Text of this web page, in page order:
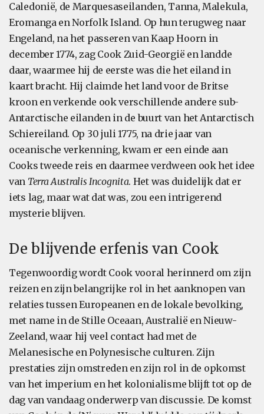
Caledonië, de Marquesaseilanden, Tanna, Malekula,
Eromanga en Norfolk Island. Op hun terugweg naar
Engeland, na het passeren van Kaap Hoorn in
december 1774, zag Cook Zuid-Georgië en landde
daar, waarmee hij de eerste was die het eiland in
kaart bracht. Hij claimde het land voor de Britse
kroon en verkende ook verschillende andere sub-
Antarctische eilanden in de buurt van het Antarctisch
Schiereiland. Op 30 juli 1775, na drie jaar van
oceanische verkenning, kwam er een einde aan
Cooks tweede reis en daarmee verdween ook het idee
van Terra Australis Incognita. Het was duidelijk dat er
iets lag, maar wat dat was, zou een intrigerend
mysterie blijven.
De blijvende erfenis van Cook
Tegenwoordig wordt Cook vooral herinnerd om zijn
reizen en zijn belangrijke rol in het aanknopen van
relaties tussen Europeanen en de lokale bevolking,
met name in de Stille Oceaan, Australië en Nieuw-
Zeeland, waar hij veel contact had met de
Melanesische en Polynesische culturen. Zijn
prestaties zijn omstreden en zijn rol in de opkomst
van het imperium en het kolonialisme blijft tot op de
dag van vandaag onderwerp van discussie. De komst